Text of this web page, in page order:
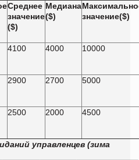
Среднее
значение
($)
Медиана
($)
значение($)
4100 4000 10000
2900 2700 5000
2500 2000 4500
управленцев (зима